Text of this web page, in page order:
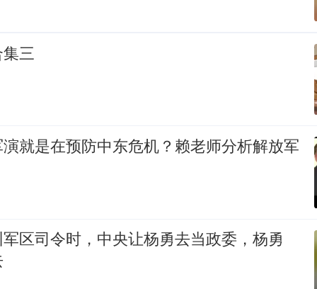
三
就是在预防中东危机？赖老师分析解放军
区司令时，中央让杨勇去当政委，杨勇